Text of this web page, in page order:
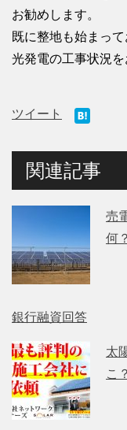
お勧めします。
既に整地も始まっ
光発電の工事状況を
ツイート
関連記事
売
何？
銀行融資回答
太
こ？